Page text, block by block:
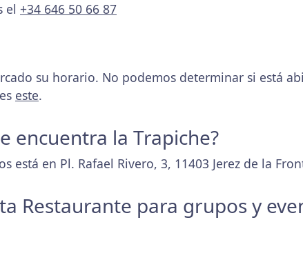
el +34 646 50 66 87
su horario. No podemos determinar si está
este.
encuentra la Trapiche?
está en Pl. Rafael Rivero, 3, 11403 Jerez de la
Restaurante para grupos y